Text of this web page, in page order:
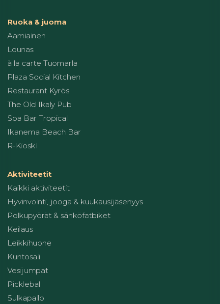
Ruoka & juoma
Aamiainen
Lounas
à la carte Tuomarla
Plaza Social Kitchen
Restaurant Kyrös
The Old Ikaly Pub
Spa Bar Tropical
Ikanema Beach Bar
R-Kioski
Aktiviteetit
Kaikki aktiviteetit
Hyvinvointi, jooga & kuukausijäsenyys
Polkupyörät & sähköfatbiket
Keilaus
Leikkihuone
Kuntosali
Vesijumpat
Pickleball
Sulkapallo